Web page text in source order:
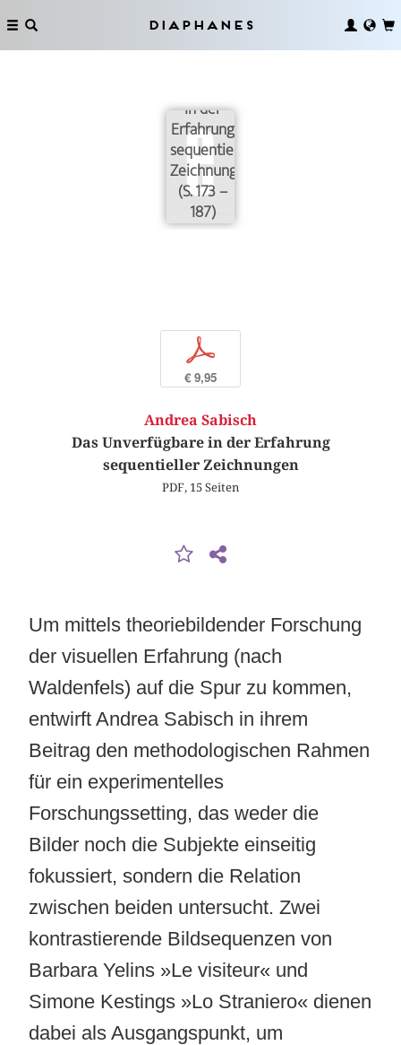
Diaphanes
in der
Erfahrung
sequentieller
Zeichnungen
(S. 173 –
187)
p
€ 9,95
Andrea Sabisch
Das Unverfügbare in der Erfahrung
sequentieller Zeichnungen
PDF, 15 Seiten
Um mittels theoriebildender Forschung
der visuellen Erfahrung (nach
Waldenfels) auf die Spur zu kommen,
entwirft Andrea Sabisch in ihrem
Beitrag den methodologischen Rahmen
für ein experimentelles
Forschungssetting, das weder die
Bilder noch die Subjekte einseitig
fokussiert, sondern die Relation
zwischen beiden untersucht. Zwei
kontrastierende Bildsequenzen von
Barbara Yelins »Le visiteur« und
Simone Kestings »Lo Straniero« dienen
dabei als Ausgangspunkt, um